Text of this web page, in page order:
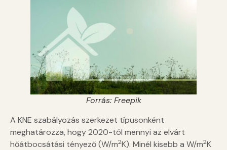
Forrás: Freepik
A KNE szabályozás szerkezet típusonként
meghatározza, hogy 2020-tól mennyi az elvárt
hőátbocsátási tényező (W/m2K). Minél kisebb a W/m2K